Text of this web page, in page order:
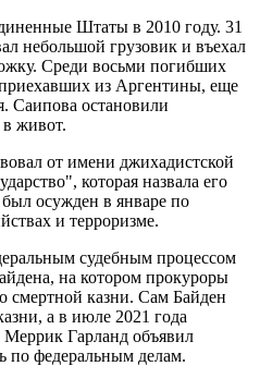
Штаты в 2010 году. 31
небольшой грузовик и въехал
Среди восьми погибших
из Аргентины, еще
Саипова остановили
живот.
от имени джихадистской
которая назвала его
осужден в январе по
и терроризме.
судебным процессом
на котором прокуроры
смертной казни. Сам Байден
а в июле 2021 года
Гарланд объявил
по федеральным делам.